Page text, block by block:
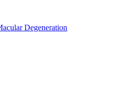
Degeneration